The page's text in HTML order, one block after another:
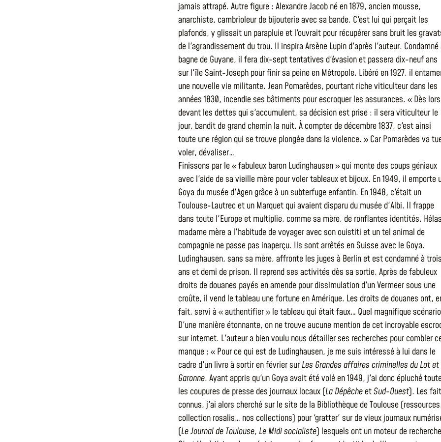
jamais attrapé. Autre figure : Alexandre Jacob né en 1879, ancien mousse,
anarchiste, cambrioleur de bijouterie avec sa bande. C'est lui qui perçait les
plafonds, y glissait un parapluie et l'ouvrait pour récupérer sans bruit les
de l'agrandissement du trou. Il inspira Arsène Lupin d'après l'auteur. Condamné
bagne de Guyane, il fera dix-sept tentatives d'évasion et passera dix-neuf ans
sur l'île Saint-Joseph pour finir sa peine en Métropole. Libéré en 1927, il
une nouvelle vie militante. Jean Pomarèdes, pourtant riche viticulteur dans les
années 1830, incendie ses bâtiments pour escroquer les assurances. « Dès
devant les dettes qui s'accumulent, sa décision est prise : il sera viticulteur le
jour, bandit de grand chemin la nuit. À compter de décembre 1837, c'est ainsi
toute une région qui se trouve plongée dans la violence. » Car Pomarèdes va
voler, dévaliser…
Finissons par le « fabuleux baron Ludinghausen » qui monte des coups géniaux
avec l'aide de sa vieille mère pour voler tableaux et bijoux. En 1949, il emporte
Goya du musée d'Agen grâce à un subterfuge enfantin. En 1948, c'était un
Toulouse-Lautrec et un Marquet qui avaient disparu du musée d'Albi. Il frappe
dans toute l'Europe et multiplie, comme sa mère, de ronflantes identités.
madame mère a l'habitude de voyager avec son ouistiti et un tel animal de
compagnie ne passe pas inaperçu. Ils sont arrêtés en Suisse avec le Goya.
Ludinghausen, sans sa mère, affronte les juges à Berlin et est condamné à trois
ans et demi de prison. Il reprend ses activités dès sa sortie. Après de fabuleux
droits de douanes payés en amende pour dissimulation d'un Vermeer sous une
croûte, il vend le tableau une fortune en Amérique. Les droits de douanes ont,
fait, servi à « authentifier » le tableau qui était faux… Quel magnifique
D'une manière étonnante, on ne trouve aucune mention de cet incroyable
sur internet. L'auteur a bien voulu nous détailler ses recherches pour combler
manque : « Pour ce qui est de Ludinghausen, je me suis intéressé à lui dans le
cadre d'un livre à sortir en février sur Les Grandes affaires criminelles du Lot et
Garonne. Ayant appris qu'un Goya avait été volé en 1949, j'ai donc épluché
les coupures de presse des journaux locaux (La Dépêche etSud-Ouest). Les
connus, j'ai alors cherché sur le site de la Bibliothèque de Toulouse
collection rosalis… nos collections) pour 'gratter' sur de vieux journaux
(Le Journal de Toulouse, Le Midi socialiste) lesquels ont un moteur de